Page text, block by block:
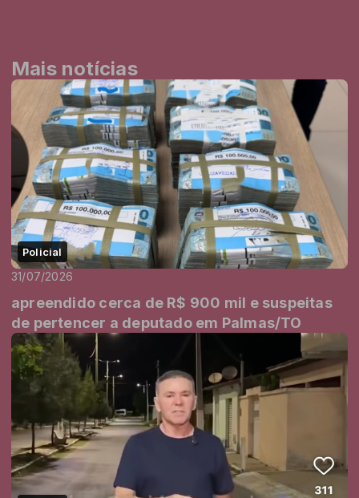
Mais notícias
Policial
31/07/2026
apreendido cerca de R$ 900 mil e suspeitas
de pertencer a deputado em Palmas/TO